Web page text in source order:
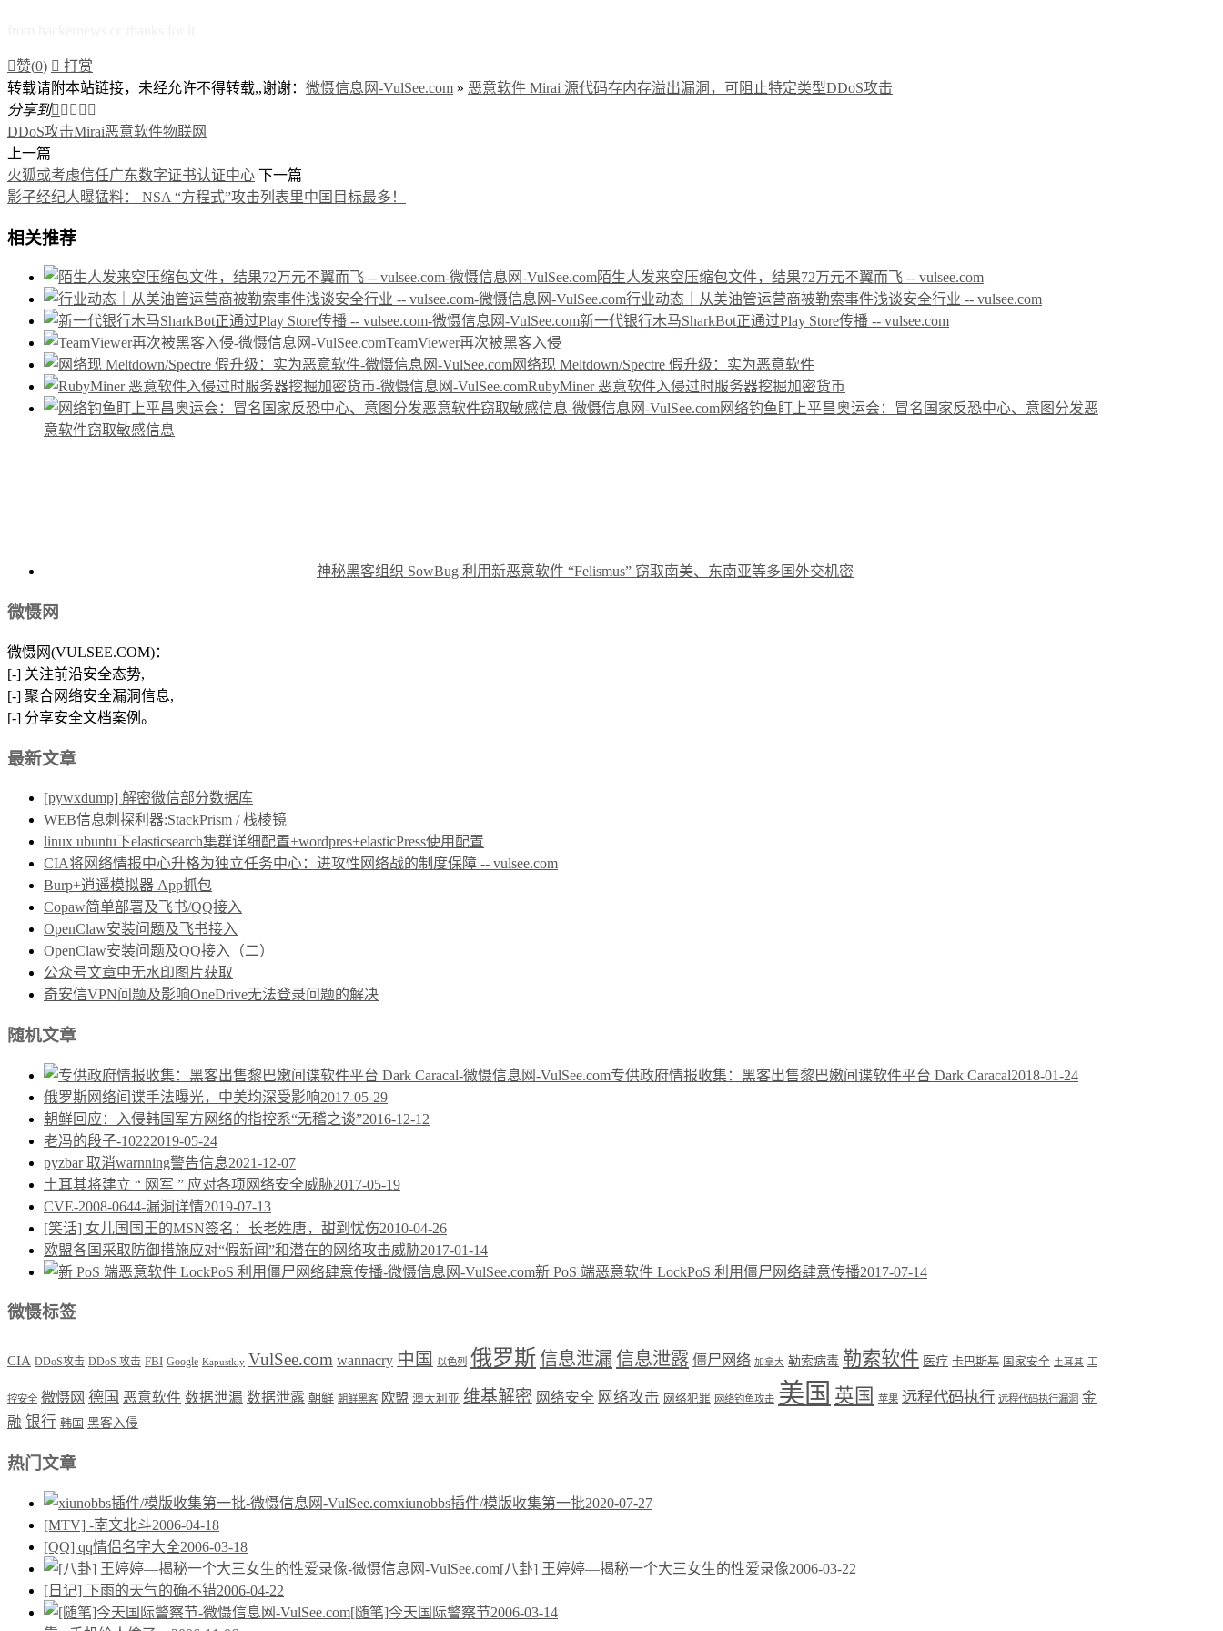
赞(0)  打赏
转载请附本站链接，未经允许不得转载,,谢谢： 微慑信息网-VulSee.com » 恶意软件 Mirai 源代码存内存溢出漏洞，可阻止特定类型DDoS攻击
分享到    
DDoS攻击Mirai恶意软件物联网
上一篇
火狐或考虑信任广东数字证书认证中心 下一篇
影子经纪人曝猛料： NSA “方程式”攻击列表里中国目标最多！
相关推荐
陌生人发来空压缩包文件，结果72万元不翼而飞 -- vulsee.com
行业动态｜从美油管运营商被勒索事件浅谈安全行业 -- vulsee.com
新一代银行木马SharkBot正通过Play Store传播 -- vulsee.com
TeamViewer再次被黑客入侵
网络现 Meltdown/Spectre 假升级：实为恶意软件
RubyMiner 恶意软件入侵过时服务器挖掘加密货币
网络钓鱼盯上平昌奥运会：冒名国家反恐中心、意图分发恶
意软件窃取敏感信息
神秘黑客组织 SowBug 利用新恶意软件 “Felismus” 窃取南美、东南亚等多国外交机密
微慑网
微慑网(VULSEE.COM)：
[-] 关注前沿安全态势,
[-] 聚合网络安全漏洞信息,
[-] 分享安全文档案例。
最新文章
[pywxdump] 解密微信部分数据库
WEB信息刺探利器:StackPrism / 栈棱镜
linux ubuntu下elasticsearch集群详细配置+wordpres+elasticPress使用配置
CIA将网络情报中心升格为独立任务中心：进攻性网络战的制度保障 -- vulsee.com
Burp+逍遥模拟器 App抓包
Copaw简单部署及飞书/QQ接入
OpenClaw安装问题及飞书接入
OpenClaw安装问题及QQ接入（二）
公众号文章中无水印图片获取
奇安信VPN问题及影响OneDrive无法登录问题的解决
随机文章
专供政府情报收集：黑客出售黎巴嫩间谍软件平台 Dark Caracal2018-01-24
俄罗斯网络间谍手法曝光，中美均深受影响2017-05-29
朝鲜回应：入侵韩国军方网络的指控系“无稽之谈”2016-12-12
老冯的段子-10222019-05-24
pyzbar 取消warnning警告信息2021-12-07
土耳其将建立 “ 网军 ” 应对各项网络安全威胁2017-05-19
CVE-2008-0644-漏洞详情2019-07-13
[笑话] 女儿国国王的MSN签名：长老姓唐，甜到忧伤2010-04-26
欧盟各国采取防御措施应对“假新闻”和潜在的网络攻击威胁2017-01-14
新 PoS 端恶意软件 LockPoS 利用僵尸网络肆意传播2017-07-14
微慑标签
CIA DDoS攻击 DDoS 攻击 FBI Google Kapustkiy VulSee.com wannacry 中国 以色列 俄罗斯信息泄漏信息泄露 僵尸网络 加拿大 勒索病毒 勒索软件 医疗 卡巴斯基 国家安全 土耳其 工
控安全 微慑网 德国 恶意软件 数据泄漏 数据泄露 朝鲜 朝鲜黑客 欧盟 澳大利亚 维基解密 网络安全 网络攻击 网络犯罪 网络钓鱼攻击 美国 英国 苹果 远程代码执行 远程代码执行漏洞 金
融 银行 韩国 黑客入侵
热门文章
xiunobbs插件/模版收集第一批2020-07-27
[MTV] -南文北斗2006-04-18
[QQ] qq情侣名字大全2006-03-18
[八卦] 王婷婷—揭秘一个大三女生的性爱录像2006-03-22
[日记] 下雨的天气的确不错2006-04-22
[随笔]今天国际警察节2006-03-14